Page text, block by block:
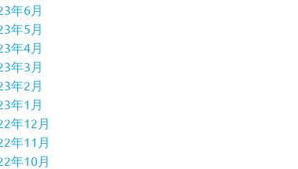
年6月
年5月
年4月
年3月
年2月
年1月
年12月
年11月
年10月